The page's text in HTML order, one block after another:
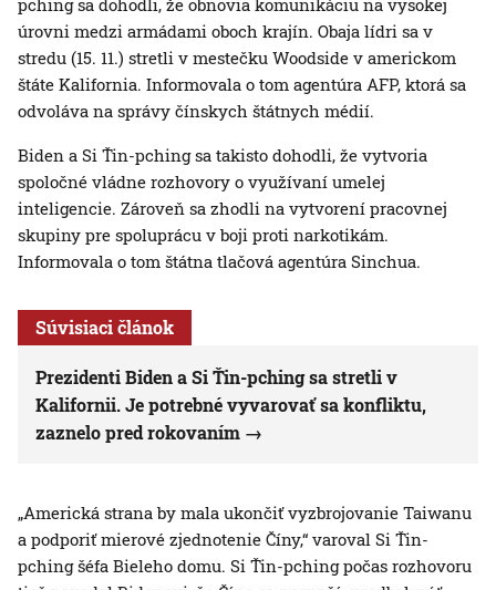
pching sa dohodli, že obnovia komunikáciu na vysokej
úrovni medzi armádami oboch krajín. Obaja lídri sa v
stredu (15. 11.) stretli v mestečku Woodside v americkom
štáte Kalifornia. Informovala o tom agentúra AFP, ktorá sa
odvoláva na správy čínskych štátnych médií.
Biden a Si Ťin-pching sa takisto dohodli, že vytvoria
spoločné vládne rozhovory o využívaní umelej
inteligencie. Zároveň sa zhodli na vytvorení pracovnej
skupiny pre spoluprácu v boji proti narkotikám.
Informovala o tom štátna tlačová agentúra Sinchua.
Súvisiaci článok
Prezidenti Biden a Si Ťin-pching sa stretli v
Kalifornii. Je potrebné vyvarovať sa konfliktu,
zaznelo pred rokovaním
„Americká strana by mala ukončiť vyzbrojovanie Taiwanu
a podporiť mierové zjednotenie Číny,“ varoval Si Ťin-
pching šéfa Bieleho domu. Si Ťin-pching počas rozhovoru